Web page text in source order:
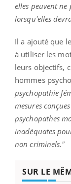
elles peuvent ne
lorsqu'elles
Il a ajouté que
à utiliser les
leurs objectifs,
hommes
psychopathie
mesures
psychopathes
inadéquates
non criminels."
SUR LE